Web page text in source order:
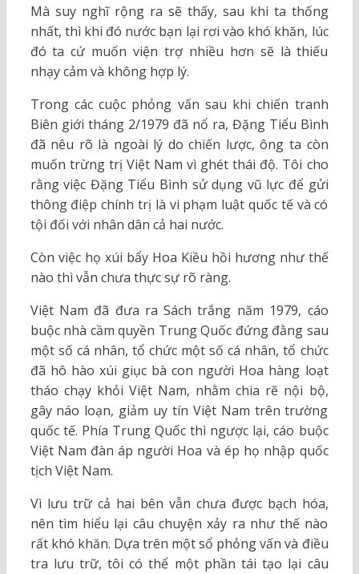
Mà suy nghĩ rộng ra sẽ thấy, sau khi ta thống
nhất, thì khi đó nước bạn lại rơi vào khó khăn, lúc
đó ta cứ muốn viện trợ nhiều hơn sẽ là thiếu
nhạy cảm và không hợp lý.
Trong các cuộc phỏng vấn sau khi chiến tranh
Biên giới tháng 2/1979 đã nổ ra, Đặng Tiểu Bình
đã nêu rõ là ngoài lý do chiến lược, ông ta còn
muốn trừng trị Việt Nam vì ghét thái độ. Tôi cho
rằng việc Đặng Tiểu Bình sử dụng vũ lực để gửi
thông điệp chính trị là vi phạm luật quốc tế và có
tội đối với nhân dân cả hai nước.
Còn việc họ xúi bẩy Hoa Kiều hồi hương như thế
nào thì vẫn chưa thực sự rõ ràng.
Việt Nam đã đưa ra Sách trắng năm 1979, cáo
buộc nhà cầm quyền Trung Quốc đứng đằng sau
một số cá nhân, tổ chức một số cá nhân, tổ chức
đã hô hào xúi giục bà con người Hoa hàng loạt
tháo chạy khỏi Việt Nam, nhằm chia rẽ nội bộ,
gây náo loạn, giảm uy tín Việt Nam trên trường
quốc tế. Phía Trung Quốc thì ngược lại, cáo buộc
Việt Nam đàn áp người Hoa và ép họ nhập quốc
tịch Việt Nam.
Vì lưu trữ cả hai bên vẫn chưa được bạch hóa,
nên tìm hiểu lại câu chuyện xảy ra như thế nào
rất khó khăn. Dựa trên một sổ phỏng vấn và điều
tra lưu trữ, tôi có thể một phần tái tạo lại câu